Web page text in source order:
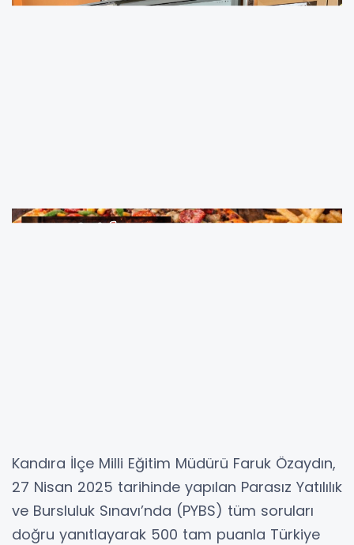
Kandıra İlçe Milli Eğitim Müdürü Faruk Özaydın,
27 Nisan 2025 tarihinde yapılan Parasız Yatılılık
ve Bursluluk Sınavı’nda (PYBS) tüm soruları
doğru yanıtlayarak 500 tam puanla Türkiye